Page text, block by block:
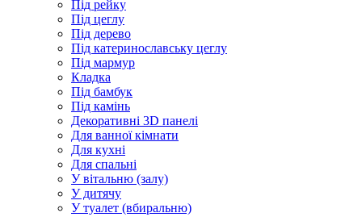
Під рейку
Під цеглу
Під дерево
Під катеринославську цеглу
Під мармур
Кладка
Під бамбук
Під камінь
Декоративні 3D панелі
Для ванної кімнати
Для кухні
Для спальні
У вітальню (залу)
У дитячу
У туалет (вбиральню)